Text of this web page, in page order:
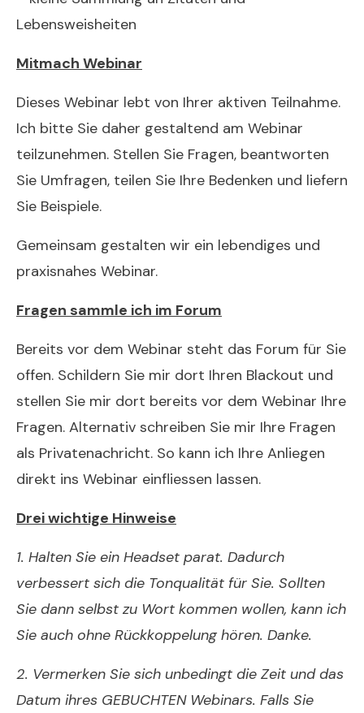
Lebensweisheiten
Mitmach Webinar
Dieses Webinar lebt von Ihrer aktiven Teilnahme.
Ich bitte Sie daher gestaltend am Webinar
teilzunehmen. Stellen Sie Fragen, beantworten
Sie Umfragen, teilen Sie Ihre Bedenken und liefern
Sie Beispiele.
Gemeinsam gestalten wir ein lebendiges und
praxisnahes Webinar.
Fragen sammle ich im Forum
Bereits vor dem Webinar steht das Forum für Sie
offen. Schildern Sie mir dort Ihren Blackout und
stellen Sie mir dort bereits vor dem Webinar Ihre
Fragen. Alternativ schreiben Sie mir Ihre Fragen
als Privatenachricht. So kann ich Ihre Anliegen
direkt ins Webinar einfliessen lassen.
Drei wichtige Hinweise
1. Halten Sie ein Headset parat. Dadurch
verbessert sich die Tonqualität für Sie. Sollten
Sie dann selbst zu Wort kommen wollen, kann ich
Sie auch ohne Rückkoppelung hören. Danke.
2. Vermerken Sie sich unbedingt die Zeit und das
Datum ihres GEBUCHTEN Webinars. Falls Sie